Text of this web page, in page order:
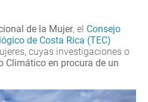
de la Mujer, el Consejo
de Costa Rica (TEC)
cuyas investigaciones o
Climático en procura de un